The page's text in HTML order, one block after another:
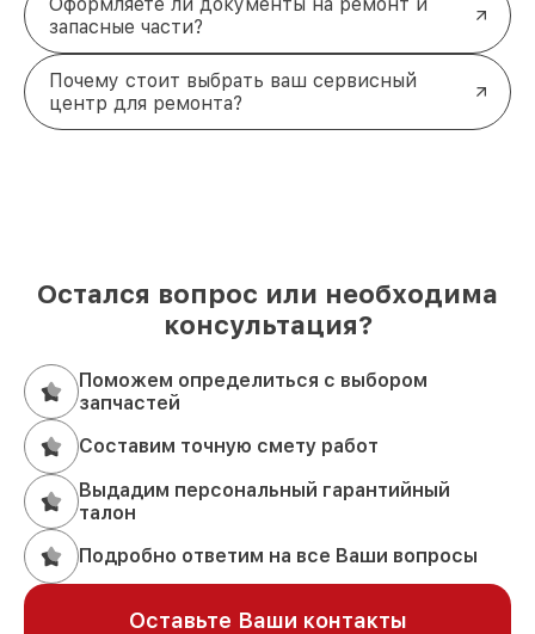
запасные части?
Почему стоит выбрать ваш сервисный
центр для ремонта?
Остался вопрос или необходима
консультация?
Поможем определиться с выбором
запчастей
Составим точную смету работ
Выдадим персональный гарантийный
талон
Подробно ответим на все Ваши вопросы
Оставьте Ваши контакты